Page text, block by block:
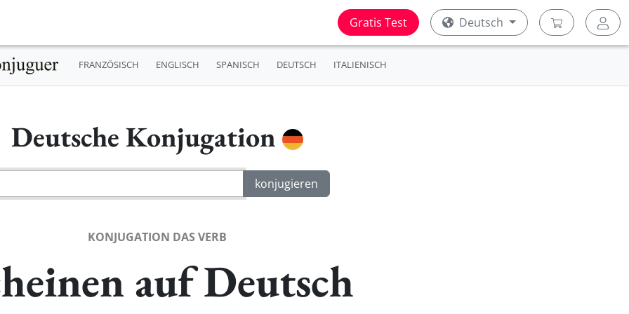
Gratis Test Deutsch
FRANZÖSISCH ENGLISCH SPANISCH DEUTSCH ITALIENISCH
Deutsche Konjugation
KONJUGATION DAS VERB
auf Deutsch